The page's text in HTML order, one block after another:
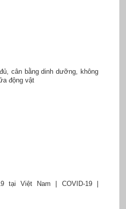
cân bằng dinh dưỡng, không
động vật
tại Việt Nam | COVID-19 |